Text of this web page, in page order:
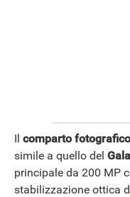
Il comparto fotografico
simile a quello del
principale da 200 MP
stabilizzazione ottica